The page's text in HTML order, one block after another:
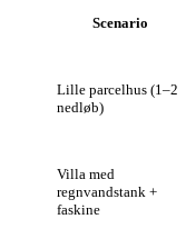
Scenario
Lille parcelhus (1–2
nedløb)
Villa med
regnvandstank +
faskine